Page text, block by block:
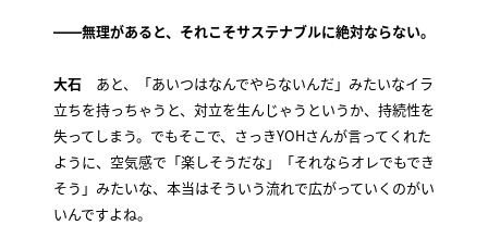
――無理があると、それこそサステナブルに絶対ならない。
大石あと、「あいつはなんでやらないんだ」みたいなイラ
立ちを持っちゃうと、対立を生んじゃうというか、持続性を
失ってしまう。でもそこで、さっきYOHさんが言ってくれた
ように、空気感で「楽しそうだな」「それならオレでもでき
そう」みたいな、本当はそういう流れで広がっていくのがい
いんですよね。